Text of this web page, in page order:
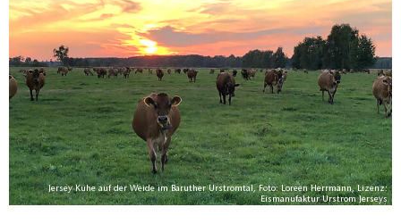
Jersey Kühe auf der Weide im Baruther Urstromtal, Foto: Loreen Herrmann, Lizenz:
Eismanufaktur Urstrom Jerseys